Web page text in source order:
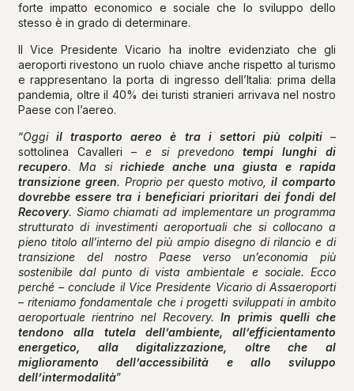
forte impatto economico e sociale che lo sviluppo dello
stesso è in grado di determinare.
Il Vice Presidente Vicario ha inoltre evidenziato che gli
aeroporti rivestono un ruolo chiave anche rispetto al turismo
e rappresentano la porta di ingresso dell’Italia: prima della
pandemia, oltre il 40% dei turisti stranieri arrivava nel nostro
Paese con l’aereo.
“Oggi il trasporto aereo è tra i settori più colpiti –
sottolinea Cavalleri –e si prevedono tempi lunghi di
recupero. Ma si richiede anche una giusta e rapida
transizione green. Proprio per questo motivo,il comparto
dovrebbe essere tra i beneficiari prioritari dei fondi del
Recovery. Siamo chiamati ad implementare un programma
strutturato di investimenti aeroportuali che si collocano a
pieno titolo all’interno del più ampio disegno di rilancio e di
transizione del nostro Paese verso un’economia più
sostenibile dal punto di vista ambientale e sociale. Ecco
perché – conclude il Vice Presidente Vicario di Assaeroporti
– riteniamo fondamentale che i progetti sviluppati in ambito
aeroportuale rientrino nel Recovery.In primis quelli che
tendono alla tutela dell’ambiente, all’efficientamento
energetico, alla digitalizzazione, oltre che al
miglioramento dell’accessibilità e allo sviluppo
dell’intermodalità”